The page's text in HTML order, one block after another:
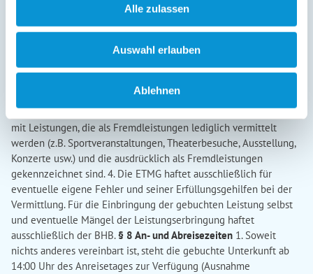
Alle zulassen
Auswahl erlauben
Ablehnen
Pflichten) ist auf den dreifachen Aufenthaltspreis beschränkt,
grob fahrlässig herbeigeführt wird oder, soweit der BHB für einen
dem Gast entstehenden Schaden allein wegen eines
Verschuldens eines Erfüllungsgehilfen verantwortlich ist. 2. Eine
gemäß §§ 701 ff BGB bleibt durch diese Regelung unberührt. 3.
Der BHB haftet nicht für Leistungsstörungen im Zusammenhang
mit Leistungen, die als Fremdleistungen lediglich vermittelt
werden (z.B. Sportveranstaltungen, Theaterbesuche, Ausstellung,
Konzerte usw.) und die ausdrücklich als Fremdleistungen
gekennzeichnet sind. 4. Die ETMG haftet ausschließlich für
eventuelle eigene Fehler und seiner Erfüllungsgehilfen bei der
Vermittlung. Für die Einbringung der gebuchten Leistung selbst
und eventuelle Mängel der Leistungserbringung haftet
ausschließlich der BHB.§ 8 An- und Abreisezeiten 1. Soweit
nichts anderes vereinbart ist, steht die gebuchte Unterkunft ab
14:00 Uhr des Anreisetages zur Verfügung (Ausnahme